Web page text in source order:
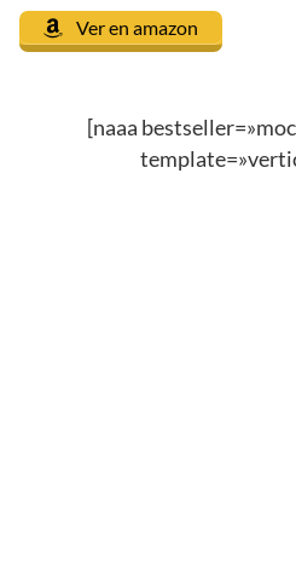
Ver en amazon
[naaa